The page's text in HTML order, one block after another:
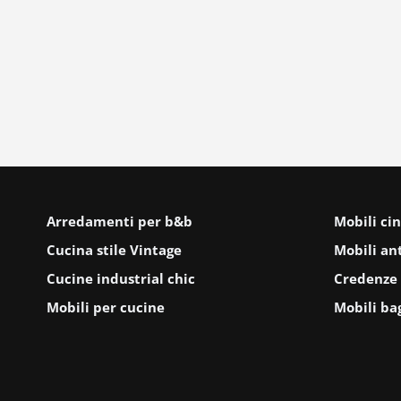
Arredamenti per b&b
Cucina stile Vintage
Cucine industrial chic
Mobili per cucine
Mobili
Mobili
Mobili